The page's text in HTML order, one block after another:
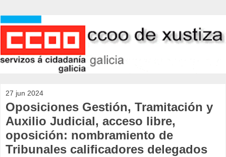
27 jun 2024
Oposiciones Gestión, Tramitación y
Auxilio Judicial, acceso libre,
oposición: nombramiento de
Tribunales calificadores delegados